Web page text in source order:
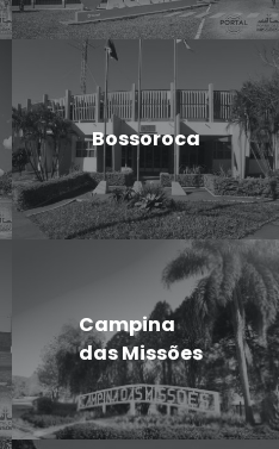
Bossoroca
Campina
das Missões